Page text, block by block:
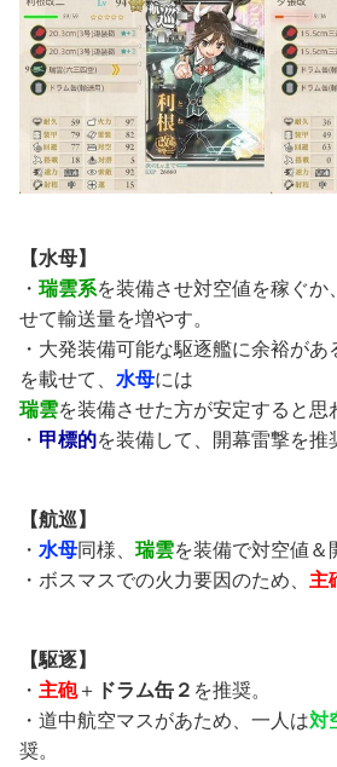
【水母】
・ 瑞雲系を装備させ対空値を稼ぐか
せて輸送量を増やす。
・大発装備可能な駆逐艦に余裕が
を載せて、 水母には
瑞雲を装備させた方が安定すると思
・ 甲標的を装備して、開幕雷撃を推
【航巡】
・ 水母同様、 瑞雲を装備で対空値＆
・ボスマスでの火力要因のため、 主
【駆逐】
・ 主砲＋ ドラム缶２ を推奨。
・道中航空マスがあため、一人は対
奨。